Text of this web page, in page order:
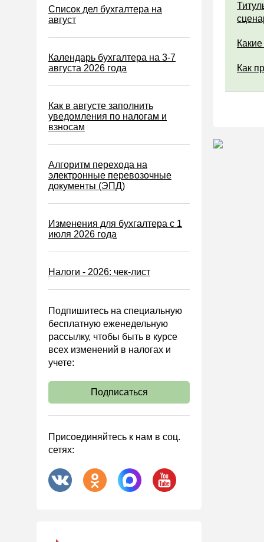
Водный налог
Экологический налог
Налог на игорный бизнес
Акцизы
Возврат и зачет налогов
Налоговые проверки
Статистика
Самозанятые
Банк
Онлайн-кассы ККТ ККМ
деятельности (АХД)
Охрана труда и аттестация
Охрана труда
Валютные операции
Налоговая система РФ
Налоговое планирование
Договоры
АО
Список дел бухгалтера на
август
Календарь бухгалтера на 3-7
августа 2026 года
Как в августе заполнить
уведомления по налогам и
взносам
Алгоритм перехода на
электронные перевозочные
документы (ЭПД)
Изменения для бухгалтера с 1
июля 2026 года
Налоги - 2026: чек-лист
Подпишитесь на специальную
бесплатную еженедельную
рассылку, чтобы быть в курсе
всех изменений в налогах и
учете:
Подписаться
Присоединяйтесь к нам в соц.
сетях:
Как